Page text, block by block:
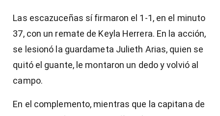
Las escazuceñas sí firmaron el 1-1, en el minuto
37, con un remate de Keyla Herrera. En la acción,
se lesionó la guardameta Julieth Arias, quien se
quitó el guante, le montaron un dedo y volvió al
campo.
En el complemento, mientras que la capitana de